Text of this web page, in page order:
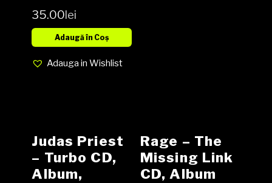
35.00lei
Adaugă în Coș
Adauga in Wishlist
Judas Priest
– Turbo CD,
Album,
Rage – The
Missing Link
CD, Album